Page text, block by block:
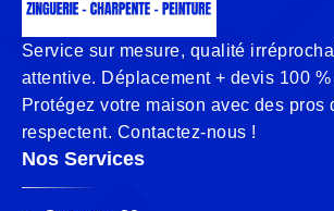
Service sur mesure, qualité
attentive. Déplacement + devis 100 %
Protégez votre maison avec des pros
respectent. Contactez-nous !
Nos Services